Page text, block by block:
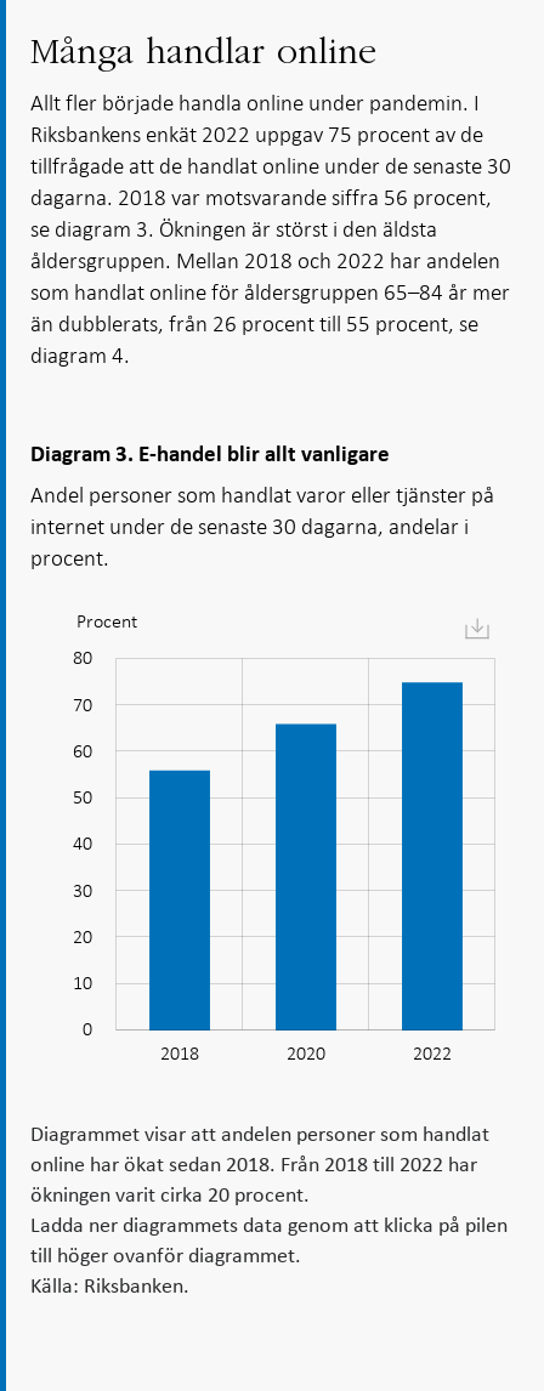
Många handlar online
Allt fler började handla online under pandemin. I
Riksbankens enkät 2022 uppgav 75 procent av de
tillfrågade att de handlat online under de senaste 30
dagarna. 2018 var motsvarande siffra 56 procent,
se diagram 3. Ökningen är störst i den äldsta
åldersgruppen. Mellan 2018 och 2022 har andelen
som handlat online för åldersgruppen 65–84 år mer
än dubblerats, från 26 procent till 55 procent, se
diagram 4.
Diagram 3. E-handel blir allt vanligare
Andel personer som handlat varor eller tjänster på
internet under de senaste 30 dagarna, andelar i
procent.
Diagram:
Procent
50
40
70
50
60
30
20
10
0
80
L
2018 2020 2022
Diagrammet visar att andelen personer som handlat
online har ökat sedan 2018. Från 2018 till 2022 har
ökningen varit cirka 20 procent.
Ladda ner diagrammets data genom att klicka på pilen
till höger ovanför diagrammet.
Källa: Riksbanken.